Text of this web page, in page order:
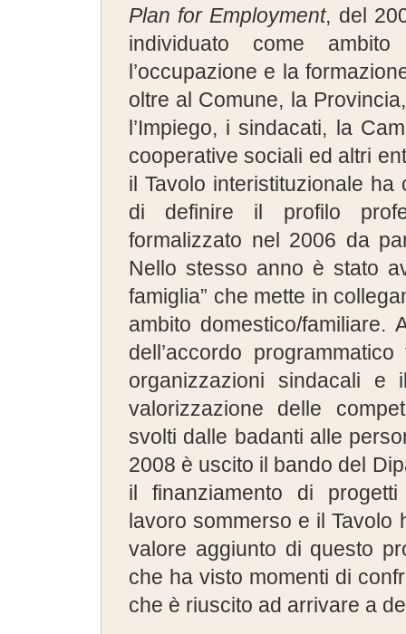
Plan for Employment, del
individuato come
l’occupazione e la
oltre al Comune, la
l’Impiego, i sindacati, la
cooperative sociali ed altri
il Tavolo interistituzionale ha
di definire il profilo
formalizzato nel 2006 da
Nello stesso anno è stato
famiglia” che mette in
ambito domestico/familiare.
dell’accordo
organizzazioni sindacali
valorizzazione delle
svolti dalle badanti alle
2008 è uscito il bando del
il finanziamento di
lavoro sommerso e il Tavolo
valore aggiunto di questo
che ha visto momenti di
che è riuscito ad arrivare a